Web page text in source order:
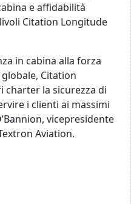
e affidabilità
Citation Longitude
in cabina alla forza
Citation
la sicurezza di
i clienti ai massimi
vicepresidente
Aviation.